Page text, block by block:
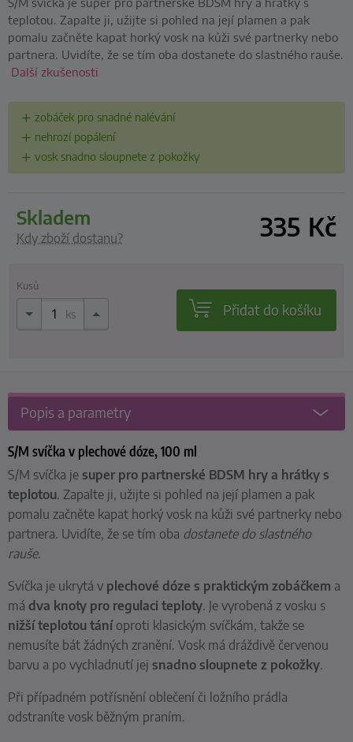
teplotou. Zapalte ji, užijte si pohled na její plamen a pak
pomalu začněte kapat horký vosk na kůži své partnerky nebo
partnera. Uvidíte, že se tím oba dostanete do slastného rauše.
Další zkušenosti
zobáček pro snadné nalévání
nehrozí popálení
vosk snadno sloupnete z pokožky
skladem
Kdy zboží dostanu? 335 Kč
Kusů
ks Přidat do košíku
Popis a parametry
S/M svíčka v plechové dóze, 100 ml
S/M svíčka je super pro partnerské BDSM hry a hrátky s
teplotou. Zapalte ji, užijte si pohled na její plamen a pak
pomalu začněte kapat horký vosk na kůži své partnerky nebo
partnera. Uvidíte, že se tím oba dostanete do slastného
rauše.
Svíčka je ukrytá v plechové dóze s praktickým zobáčkem a
má dva knoty pro regulaci teploty. Je vyrobená z vosku s
nižší teplotou táníoproti klasickým svíčkám, takže se
nemusíte bát žádných zranění. Vosk má dráždivě červenou
barvu a po vychladnutí jej snadno sloupnete z pokožky.
Při případném potřísnění oblečení či ložního prádla
odstraníte vosk běžným praním.